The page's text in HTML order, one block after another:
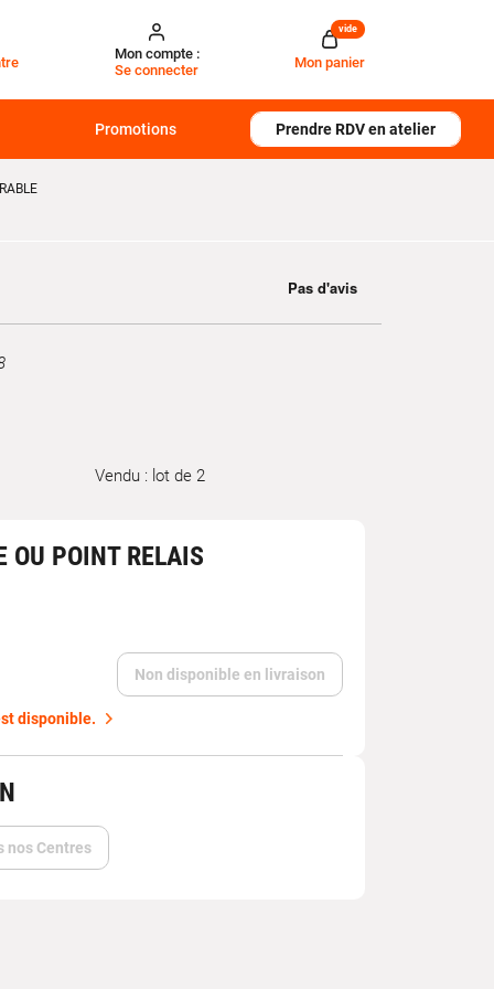
Mon compte :
Se connecter
Mon panier
vide
Promotions Prendre RDV en atelier
Vendu : lot de 2
OU POINT RELAIS
Non disponible en livraison
disponible.
nos Centres